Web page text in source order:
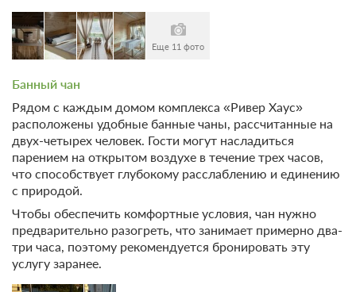
Недостаточно мест
Сменить кол-во гостей
Еще 11 фото
Банный чан
Рядом с каждым домом комплекса «Ривер Хаус»
расположены удобные банные чаны, рассчитанные на
двух-четырех человек. Гости могут насладиться
парением на открытом воздухе в течение трех часов,
что способствует глубокому расслаблению и единению
с природой.
Чтобы обеспечить комфортные условия, чан нужно
предварительно разогреть, что занимает примерно два-
три часа, поэтому рекомендуется бронировать эту
услугу заранее.